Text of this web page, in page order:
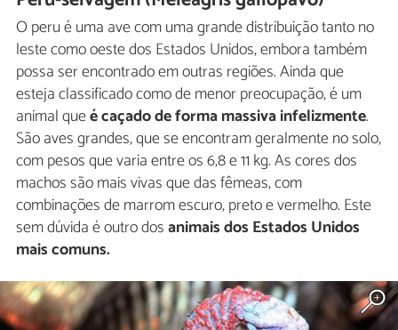
O peru é uma ave com uma grande distribuição tanto no
leste como oeste dos Estados Unidos, embora também
possa ser encontrado em outras regiões. Ainda que
esteja classificado como de menor preocupação, é um
animal queé caçado de forma massiva infelizmente.
São aves grandes, que se encontram geralmente no solo,
com pesos que varia entre os 6,8 e 11 kg. As cores dos
machos são mais vivas que das fêmeas, com
combinações de marrom escuro, preto e vermelho. Este
sem dúvida é outro dosanimais dos Estados Unidos
mais comuns.